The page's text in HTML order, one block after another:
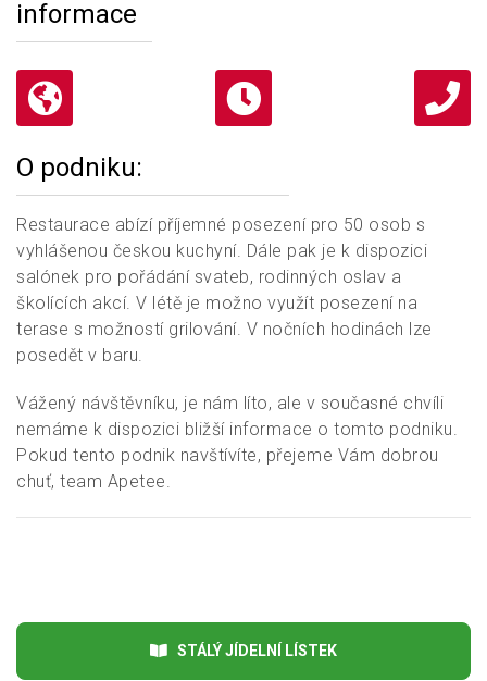
informace
O podniku:
Restaurace abízí příjemné posezení pro 50 osob s
vyhlášenou českou kuchyní. Dále pak je k dispozici
salónek pro pořádání svateb, rodinných oslav a
školících akcí. V létě je možno využít posezení na
terase s možností grilování. V nočních hodinách lze
posedět v baru.
Vážený návštěvníku, je nám líto, ale v současné chvíli
nemáme k dispozici bližší informace o tomto podniku.
Pokud tento podnik navštívíte, přejeme Vám dobrou
chuť, team Apetee.
STÁLÝ JÍDELNÍ LÍSTEK